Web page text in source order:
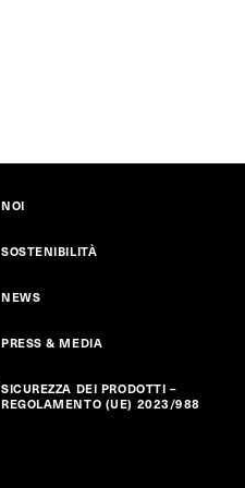
NOI
SOSTENIBILITÀ
NEWS
PRESS & MEDIA
SICUREZZA DEI PRODOTTI –
REGOLAMENTO (UE) 2023/988